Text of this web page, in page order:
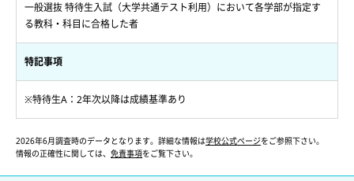
一般選抜 特待生入試（大学共通テスト利用）において各学部が指定す
る教科・科目に合格した者
特記事項
※特待生A：2年次以降は成績基準あり
2026年6月調査時のデータとなります。詳細な情報は学校公式ページをご参照下さい。
情報の正確性に関しては、 免責事項をご覧下さい。